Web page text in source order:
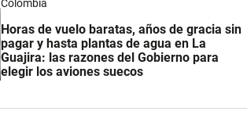
Colombia
Horas de vuelo baratas, años de gracia sin
pagar y hasta plantas de agua en La
Guajira: las razones del Gobierno para
elegir los aviones suecos